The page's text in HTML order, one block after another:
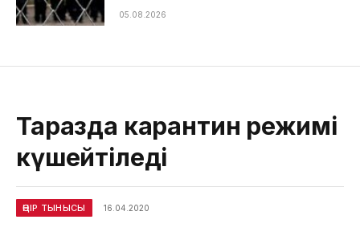
05.08.2026
Таразда карантин режимі
күшейтіледі
ӨҢІР ТЫНЫСЫ 16.04.2020